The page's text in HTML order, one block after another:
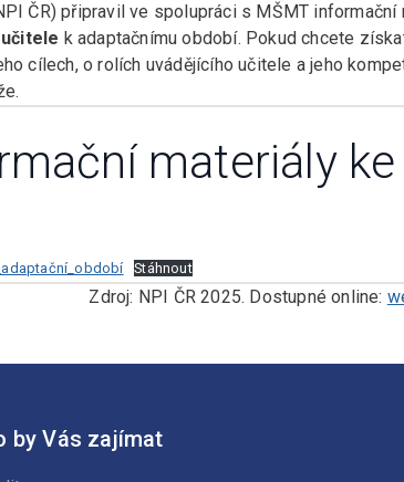
ČR) připravil ve spolupráci s MŠMT informační
k adaptačnímu období. Pokud chcete
cílech, o rolích uvádějícího učitele a jeho
materiály ke
Stáhnout
Zdroj: NPI ČR 2025. Dostupné online:
by Vás zajímat